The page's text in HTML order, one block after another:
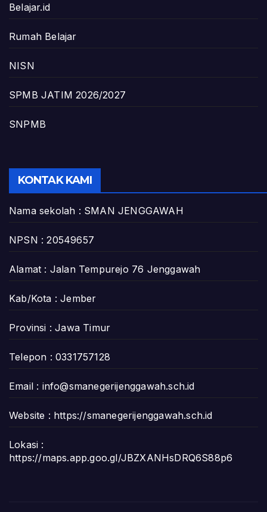
Belajar.id
Rumah Belajar
NISN
SPMB JATIM 2026/2027
SNPMB
KONTAK KAMI
Nama sekolah : SMAN JENGGAWAH
NPSN : 20549657
Alamat : Jalan Tempurejo 76 Jenggawah
Kab/Kota : Jember
Provinsi : Jawa Timur
Telepon : 0331757128
Email : info@smanegerijenggawah.sch.id
Website : https://smanegerijenggawah.sch.id
Lokasi :
https://maps.app.goo.gl/JBZXANHsDRQ6S88p6